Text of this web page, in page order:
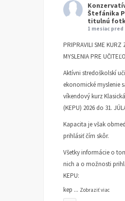
Štefánika
titulnú
1 mesiac pred
PRIPRAVILI SME KURZ
MYSLENIA PRE
Aktívni stredoškolskí
ekonomické myslenie
víkendový kurz
(KEPU) 2026 do 31.
Kapacita je však
prihlásiť čím skôr.
Všetky informácie o
nich a o možnosti
KEPU:
kep ... Zobraziť viac